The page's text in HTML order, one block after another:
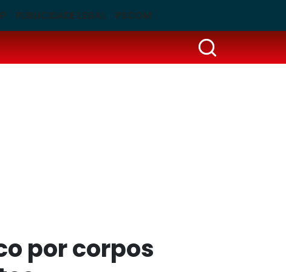
PUBLICIDADE LEGAL PSCOM
por corpos